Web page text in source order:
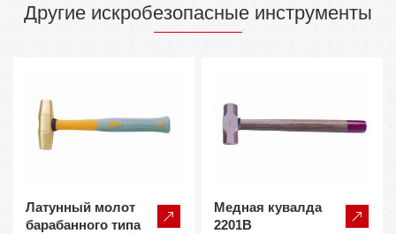
Другие искробезопасные инструменты
Латунный молот
барабанного типа
Медная кувалда
2201B